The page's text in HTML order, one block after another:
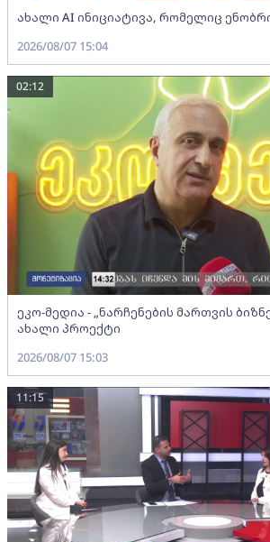
ახალი AI ინიციატივა, რომელიც
2026/08/07 15:04
ეკო-მედია - „ნარჩენების მართვის
ახალი პროექტი
02:12
2026/08/07 15:03
11:15